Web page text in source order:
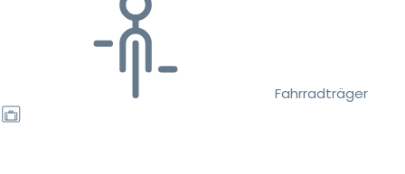
Fahrradträger